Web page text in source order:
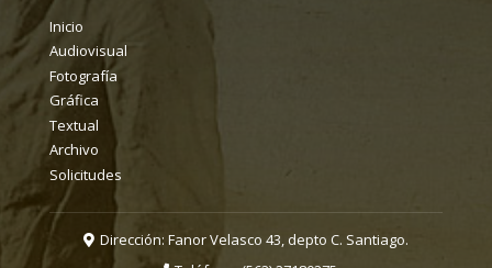
Inicio
Audiovisual
Fotografía
Gráfica
Textual
Archivo
Solicitudes
Dirección: Fanor Velasco 43, depto C. Santiago.